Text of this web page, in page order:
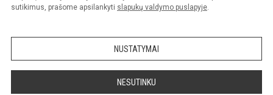
sutikimus, prašome apsilankyti slapukų valdymo puslapyje.
NUSTATYMAI
NESUTINKU
Sumanus būdas atnaujinti